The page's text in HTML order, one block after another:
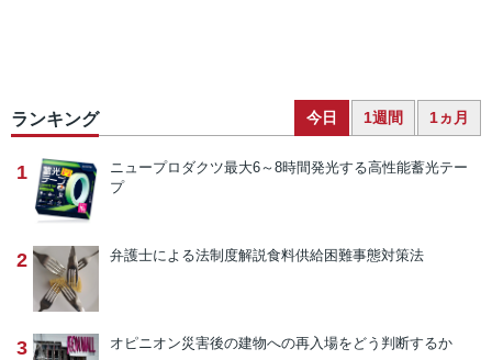
ランキング 今日 1週間 1ヵ月
1 ニュープロダクツ最大6～8時間発光する高性能蓄光テー
プ
2 弁護士による法制度解説食料供給困難事態対策法
3 オピニオン災害後の建物への再入場をどう判断するか